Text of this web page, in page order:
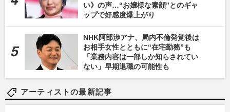
い》の声…“お嬢様な素顔”とのギャ
ップで好感度爆上がり
NHK阿部渉アナ、局内不倫発覚後は
お相手女性とともに“在宅勤務”も
「業務内容は一部しか知らされてい
ない」早期退職の可能性も
アーティストの最新記事